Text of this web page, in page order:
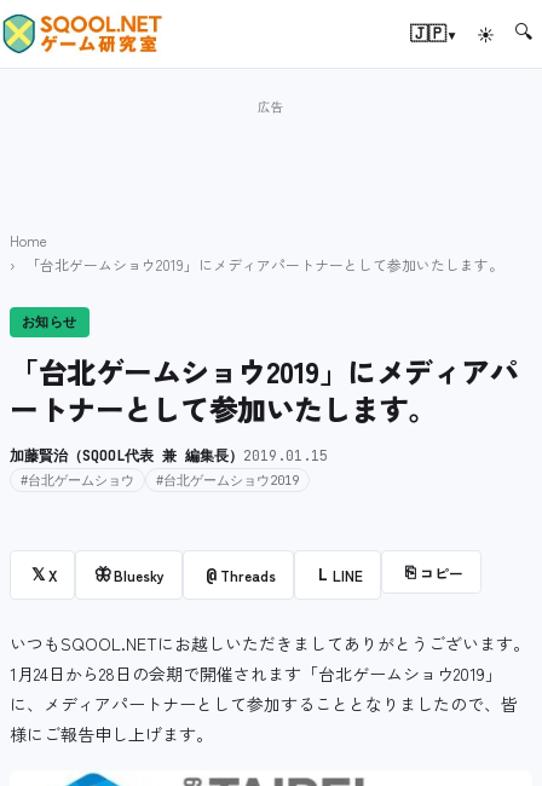
🇯🇵▾ ☀ 🔍
Home
「台北ゲームショウ2019」にメディアパートナーとして参加いたします。
お知らせ
「台北ゲームショウ2019」にメディアパ
ートナーとして参加いたします。
加藤賢治（SQOOL代表 兼 編集長） 2019.01.15
#台北ゲームショウ #台北ゲームショウ2019
𝕏X 🦋Bluesky @ Threads L LINE ⎘ コピー
いつもSQOOL.NETにお越しいただきましてありがとうございます。
1月24日から28日の会期で開催されます「台北ゲームショウ2019」
に、メディアパートナーとして参加することとなりましたので、皆
様にご報告申し上げます。